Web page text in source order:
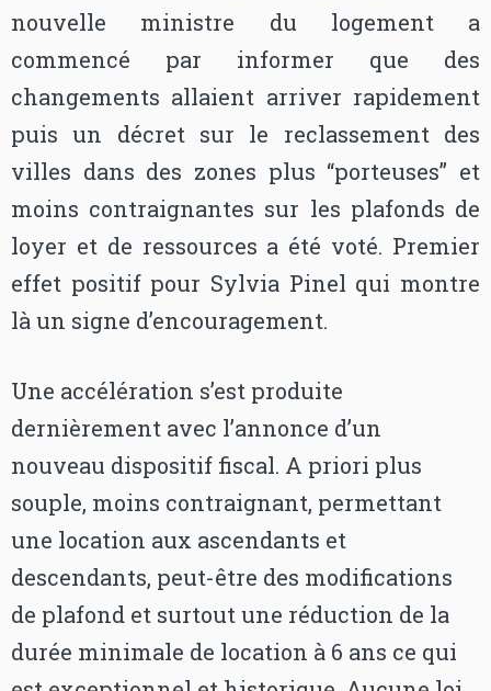
nouvelle ministre du logement a
commencé par informer que des
changements allaient arriver rapidement
puis un décret sur le reclassement des
villes dans des zones plus “porteuses” et
moins contraignantes sur les plafonds de
loyer et de ressources a été voté. Premier
effet positif pour Sylvia Pinel qui montre
là un signe d’encouragement.
Une accélération s’est produite
dernièrement avec l’annonce d’un
nouveau dispositif fiscal. A priori plus
souple, moins contraignant, permettant
une location aux ascendants et
descendants, peut-être des modifications
de plafond et surtout une réduction de la
durée minimale de location à 6 ans ce qui